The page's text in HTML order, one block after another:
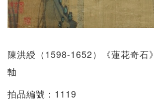
陳洪綬（1598-1652）《蓮花奇
軸
拍品編號：1119